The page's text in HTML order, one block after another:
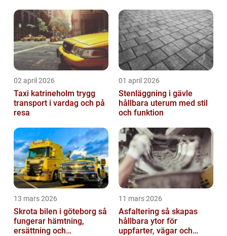
02 april 2026
Taxi katrineholm trygg
transport i vardag och på
resa
01 april 2026
Stenläggning i gävle
hållbara uterum med stil
och funktion
13 mars 2026
Skrota bilen i göteborg så
fungerar hämtning,
ersättning och
11 mars 2026
Asfaltering så skapas
hållbara ytor för
uppfarter, vägar och